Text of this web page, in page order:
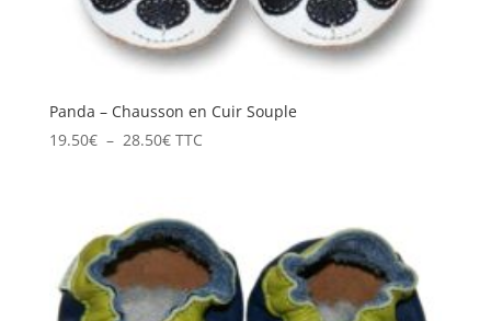
Panda – Chausson en Cuir Souple
19.50€ – 28.50€Plage
19.50€
à
28.50€
TTC